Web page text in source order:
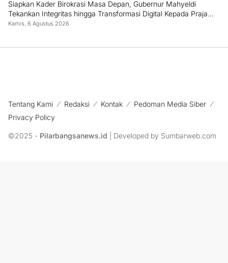
Siapkan Kader Birokrasi Masa Depan, Gubernur Mahyeldi
Tekankan Integritas hingga Transformasi Digital Kepada Praja
IPDN Asal Sumbar
Kamis, 6 Agustus 2026
Tentang Kami Redaksi Kontak
Pedoman Media Siber
Privacy Policy
©2025 - Pilarbangsanews.id | Developed by Sumbarweb.com